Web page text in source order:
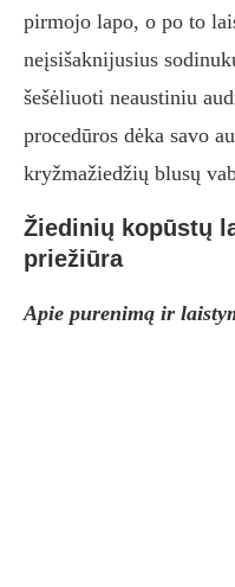
pirmojo lapo, o po to
neįsišaknijusius
šešėliuoti neaustiniu
procedūros dėka savo
kryžmažiedžių blusų
Žiedinių kopūstų
priežiūra
Apie purenimą ir